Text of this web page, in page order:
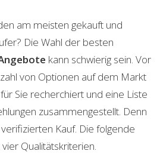
am meisten gekauft und
Die Wahl der besten
kann schwierig sein. Vor
von Optionen auf dem Markt
Sie recherchiert und eine Liste
zusammengestellt. Denn
Kauf. Die folgende
Qualitätskriterien.